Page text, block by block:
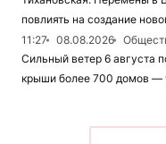
повлиять на создание
11:27
08.08.2026
Сильный ветер 6 августа
крыши более 700 домов